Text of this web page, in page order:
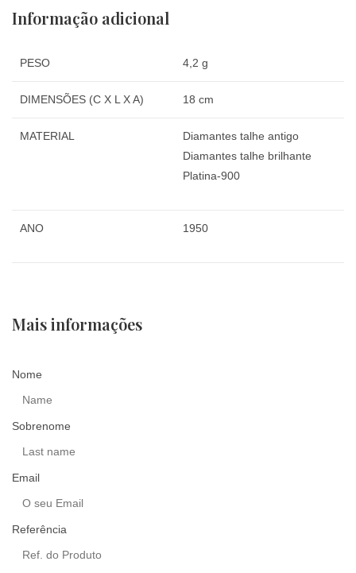
Informação adicional
PESO 4,2 g
DIMENSÕES (C X L X A) 18 cm
MATERIAL
Diamantes talhe antigo
Diamantes talhe brilhante
Platina-900
ANO 1950
Mais informações
Nome
Sobrenome
Email
Referência